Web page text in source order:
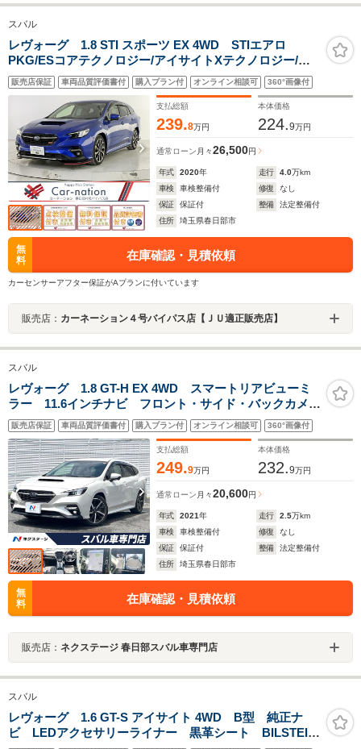
スバル
レヴォーグ 1.8 STI スポーツ EX 4WD STIエアロ
PKG/ESコアテクノロジー/アイサイトXテクノロジー/ア
イサイトセイフティプラス(運転支援/視界拡張)/フルLED
ヘッドライト/ZF製電子制御ダンパー/ボルドー&黒革シー
ト/11.6インチインフォメーションDSP/ETC
販売店保証 車両品質評価書付 購入プラン付 オンライン相談可 360°画像付
支払総額
239.8万円
本体価格
224.9万円
通常ローン 月々26,500円
年式 2020年 走行 4.0万km
車検
車検整備付 修復
なし
保証
保証付 整備
法定整備付
住所
埼玉県春日部市
無
料
在庫確認・見積依頼
カーセンサーアフター保証がAプランに付いています
販売店： カーネーション４号バイパス店【ＪＵ適正販売店】
スバル
レヴォーグ 1.8 GT-H EX 4WD スマートリアビューミ
ラー 11.6インチナビ フロント・サイド・バックカメ
ラ ETC ドライブレコーダー 12.3インチフル液晶メー
ター 純正18インチアルミホイール LEDヘッドライト
販売店保証 車両品質評価書付 購入プラン付 オンライン相談可 360°画像付
支払総額
249.9万円
本体価格
232.9万円
通常ローン 月々20,600円
年式 2021年 走行 2.5万km
車検
車検整備付 修復
なし
保証
保証付 整備
法定整備付
住所
埼玉県春日部市
無
料
在庫確認・見積依頼
販売店： ネクステージ 春日部スバル車専門店
スバル
レヴォーグ 1.6 GT-S アイサイト 4WD B型 純正ナ
ビ LEDアクセサリーライナー 黒革シート BILSTEIN